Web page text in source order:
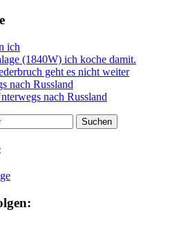
ich
(1840W) ich koche damit.
geht es nicht weiter
nach Russland
nach Russland